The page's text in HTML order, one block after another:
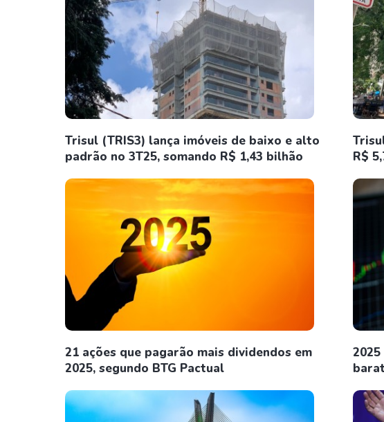
Trisul (TRIS3) lança imóveis de baixo e alto
padrão no 3T25, somando R$ 1,43 bilhão
R$
21 ações que pagarão mais dividendos em
2025, segundo BTG Pactual